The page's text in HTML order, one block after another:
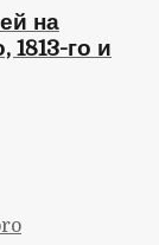
на
1813-го и